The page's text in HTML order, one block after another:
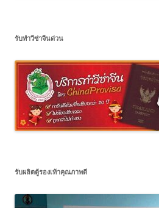
รับทำวีซ่าจีนด่วน
รับผลิตตู้รองเท้าคุณภาพดี